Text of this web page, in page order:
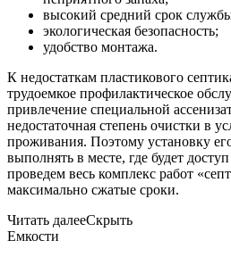
высокий средний срок
экологическая безопасность;
удобство монтажа.
К недостаткам пластикового
трудоемкое профилактическое
привлечение специальной
недостаточная степень очистки в
проживания. Поэтому установку
выполнять в месте, где будет
проведем весь комплекс работ
максимально сжатые сроки.
Читать далееСкрыть
Емкости